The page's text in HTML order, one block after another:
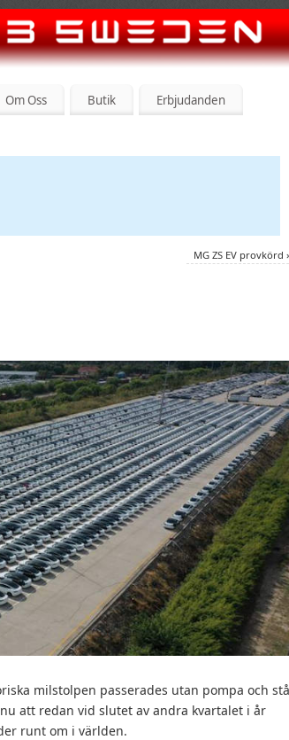
Om Oss Butik Erbjudanden
MG ZS EV provkörd
milstolpen passerades utan pompa och
att redan vid slutet av andra kvartalet i år
runt om i världen.